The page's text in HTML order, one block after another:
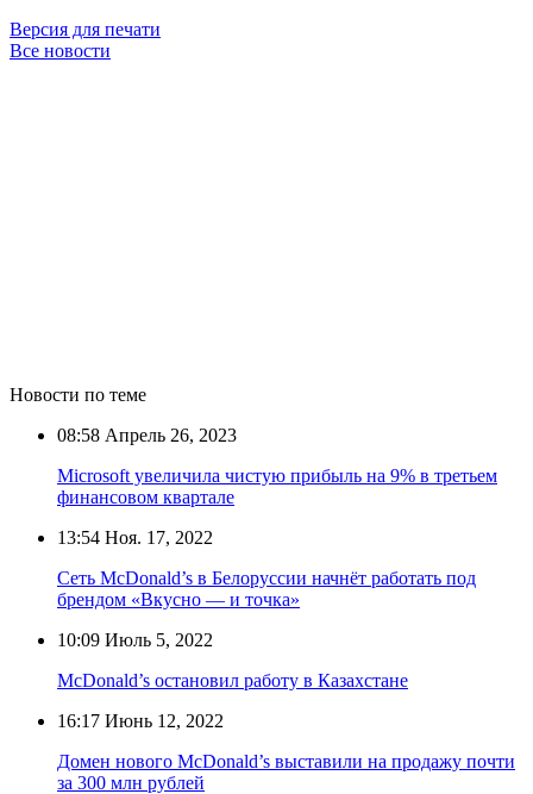
Версия для печати
Все новости
Новости по теме
08:58 Апрель 26, 2023
Microsoft увеличила чистую прибыль на 9% в третьем
финансовом квартале
13:54 Ноя. 17, 2022
Сеть McDonald’s в Белоруссии начнёт работать под
брендом «Вкусно — и точка»
10:09 Июль 5, 2022
McDonald’s остановил работу в Казахстане
16:17 Июнь 12, 2022
Домен нового McDonald’s выставили на продажу почти
за 300 млн рублей